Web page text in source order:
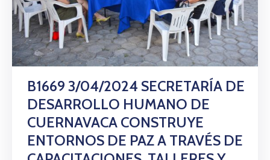
B1669 3/04/2024 SECRETARÍA DE
DESARROLLO HUMANO DE
CUERNAVACA CONSTRUYE
ENTORNOS DE PAZ A TRAVÉS DE